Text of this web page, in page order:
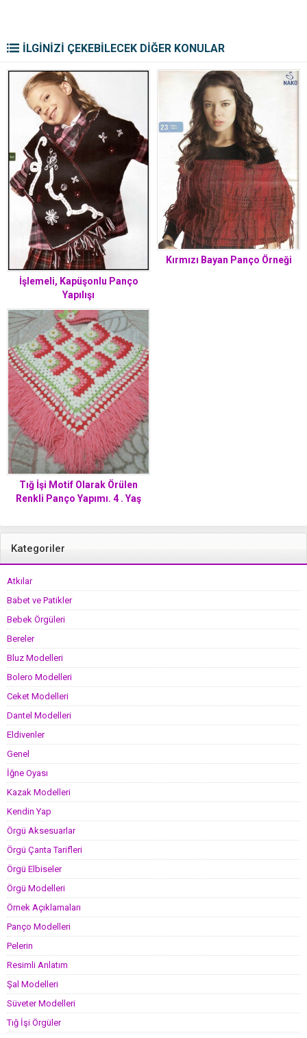
İLGİNİZİ ÇEKEBİLECEK DİĞER KONULAR
İşlemeli, Kapüşonlu Panço
Yapılışı
Kırmızı Bayan Panço Örneği
Tığ İşi Motif Olarak Örülen
Renkli Panço Yapımı. 4 . Yaş
Kategoriler
Atkılar
Babet ve Patikler
Bebek Örgüleri
Bereler
Bluz Modelleri
Bolero Modelleri
Ceket Modelleri
Dantel Modelleri
Eldivenler
Genel
İğne Oyası
Kazak Modelleri
Kendin Yap
Örgü Aksesuarlar
Örgü Çanta Tarifleri
Örgü Elbiseler
Örgü Modelleri
Örnek Açıklamaları
Panço Modelleri
Pelerin
Resimli Anlatım
Şal Modelleri
Süveter Modelleri
Tığ İşi Örgüler